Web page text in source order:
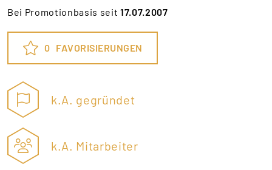
Bei Promotionbasis seit17.07.2007
0 FAVORISIERUNGEN
k.A. gegründet
k.A. Mitarbeiter